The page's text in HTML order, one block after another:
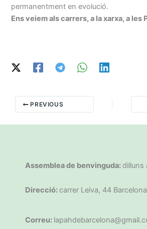
permanentment en evolució.
Ens veiem als carrers, a la xarxa, a les
PREVIOUS
Assemblea de benvinguda: dilluns
Direcció: carrer Leiva, 44 Barcelona
Correu: